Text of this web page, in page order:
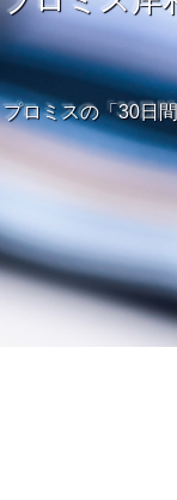
プロミスの「30日